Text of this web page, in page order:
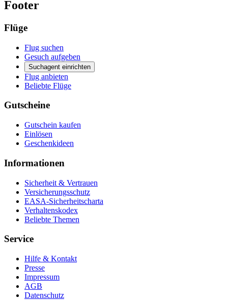
Footer
Flüge
Flug suchen
Gesuch aufgeben
Suchagent einrichten
Flug anbieten
Beliebte Flüge
Gutscheine
Gutschein kaufen
Einlösen
Geschenkideen
Informationen
Sicherheit & Vertrauen
Versicherungsschutz
EASA-Sicherheitscharta
Verhaltenskodex
Beliebte Themen
Service
Hilfe & Kontakt
Presse
Impressum
AGB
Datenschutz